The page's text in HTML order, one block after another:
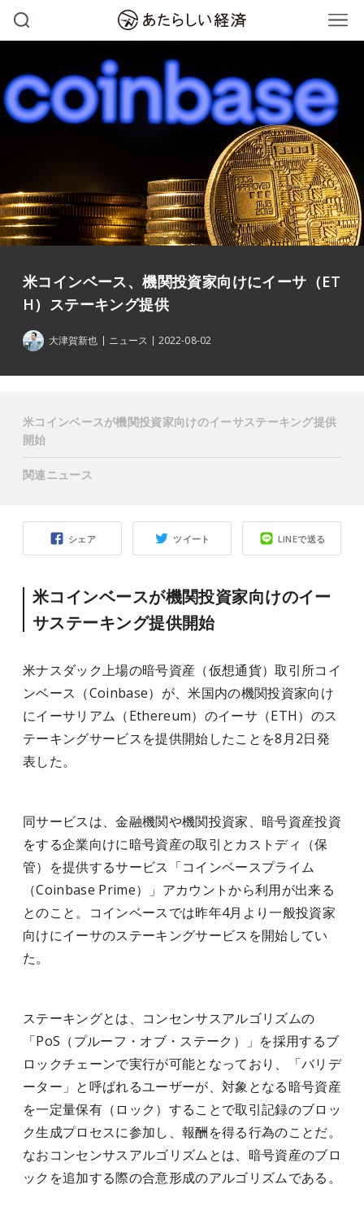
米コインベース、機関投資家向けにイーサ（ET
H）ステーキング提供
大津賀新也 ニュース 2022-08-02
シェア ツイート LINEで送る
米コインベースが機関投資家向けのイー
サステーキング提供開始
米ナスダック上場の暗号資産（仮想通貨）取引所コイ
ンベース（Coinbase）が、米国内の機関投資家向け
にイーサリアム（Ethereum） のイーサ（ETH） のス
テーキングサービスを提供開始したことを8月2日発
表した。
同サービスは、金融機関や機関投資家、暗号資産投資
をする企業向けに暗号資産の取引とカストディ（保
管）を提供するサービス「コインベースプライム
（Coinbase Prime）」アカウントから利用が出来る
とのこと。コインベースでは昨年4月より一般投資家
向けにイーサのステーキングサービスを開始してい
た。
ステーキングとは、コンセンサスアルゴリズムの
「PoS（プルーフ・オブ・ステーク）」を採用するブ
ロックチェーンで実行が可能となっており、「バリデ
ーター」と呼ばれるユーザーが、対象となる暗号資産
を一定量保有（ロック）することで取引記録のブロッ
ク生成プロセスに参加し、報酬を得る行為のことだ。
なおコンセンサスアルゴリズムとは、暗号資産のブロ
ックを追加する際の合意形成のアルゴリズムである。
米コインベースが機関投資家向けのイーサステーキング提供
開始
関連ニュース